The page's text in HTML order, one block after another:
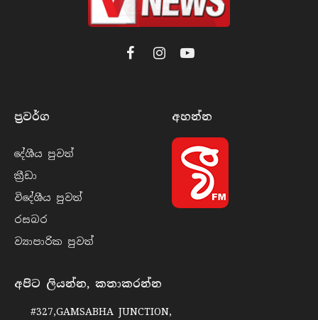
FacebookInstagramYouTube
ප්‍රවර්​ග
දේශීය පුව​ත්
ක්‍රී​ඩා
විදේශීය පුව​ත්
රසබ​ර
ව්‍යාපාරික පුව​ත්
අහන්​න
අපිට ලියන්න, කතාකරන්න
#327,GAMSABHA JUNCTION,